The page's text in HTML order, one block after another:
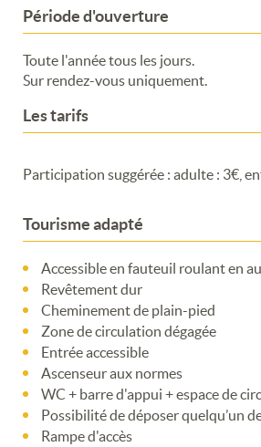
Période d'ouverture
Toute l'année tous les jours.
Sur rendez-vous uniquement.
Les tarifs
Participation suggérée : adulte : 3€,
Tourisme adapté
Accessible en fauteuil roulant en
Revêtement dur
Cheminement de plain-pied
Zone de circulation dégagée
Entrée accessible
Ascenseur aux normes
WC + barre d'appui + espace de
Possibilité de déposer quelqu’un
Rampe d'accès